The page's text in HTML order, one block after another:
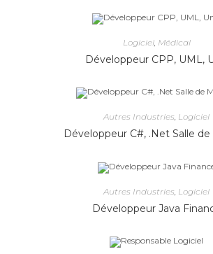
Logiciel, Médical
Développeur CPP, UML,
Autres Industries, Logiciel
Développeur C#, .Net Salle
Autres Industries Logiciel
Développeur Java